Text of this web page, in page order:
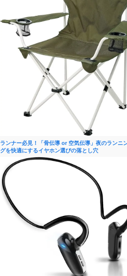
ランナー必見！「骨伝導 or 空気伝導」夜のランニ
グを快適にするイヤホン選びの落とし穴